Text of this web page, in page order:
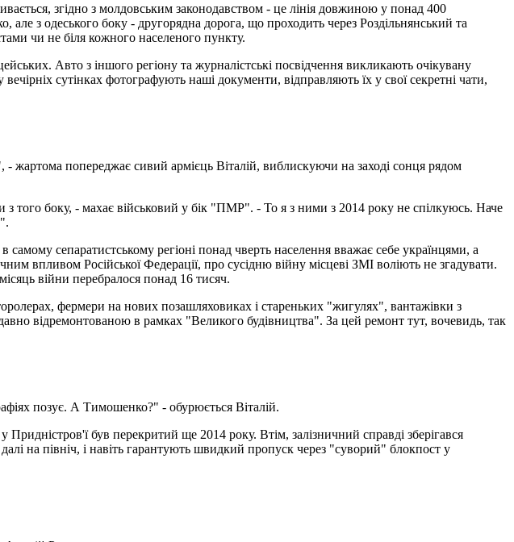
згідно з молдовським законодавством - це лінія довжиною у понад 400
але з одеського боку - другорядна дорога, що проходить через Роздільнянський та
чи не біля кожного населеного пункту.
Авто з іншого регіону та журналістські посвідчення викликають очікувану
сутінках фотографують наші документи, відправляють їх у свої секретні чати,
жартома попереджає сивий армієць Віталій, виблискуючи на заході сонця рядом
з того боку, - махає військовий у бік "ПМР". - То я з ними з 2014 року не спілкуюсь. Наче
сепаратистському регіоні понад чверть населення вважає себе українцями, а
впливом Російської Федерації, про сусідню війну місцеві ЗМІ воліють не згадувати.
війни перебралося понад 16 тисяч.
фермери на нових позашляховиках і стареньких "жигулях", вантажівки з
відремонтованою в рамках "Великого будівництва". За цей ремонт тут, вочевидь, так
позує. А Тимошенко?" - обурюється Віталій.
був перекритий ще 2014 року. Втім, залізничний справді зберігався
на північ, і навіть гарантують швидкий пропуск через "суворий" блокпост у